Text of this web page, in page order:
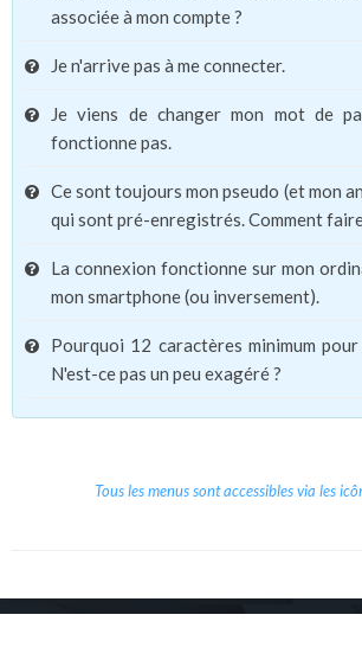
associée à mon compte ?
Je n'arrive pas à me connecter.
Je viens de changer mon mot de
fonctionne pas.
Ce sont toujours mon pseudo (et mon
qui sont pré-enregistrés. Comment
La connexion fonctionne sur mon
mon smartphone (ou inversement).
Pourquoi 12 caractères minimum
N'est-ce pas un peu exagéré ?
Tous les menus sont accessibles via les